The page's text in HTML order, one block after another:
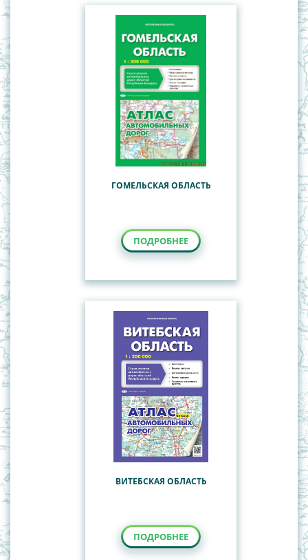
ГОМЕЛЬСКАЯ ОБЛАСТЬ
ПОДРОБНЕЕ
ВИТЕБСКАЯ ОБЛАСТЬ
ПОДРОБНЕЕ